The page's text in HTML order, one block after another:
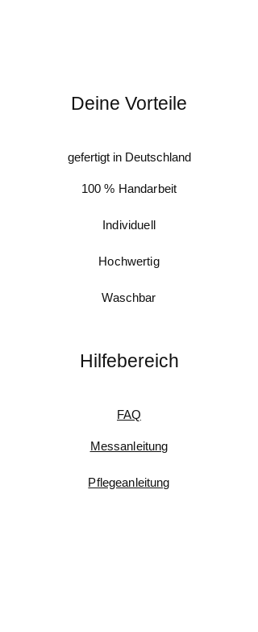
Deine Vorteile
gefertigt in Deutschland
100 % Handarbeit
Individuell
Hochwertig
Waschbar
Hilfebereich
FAQ
Messanleitung
Pflegeanleitung